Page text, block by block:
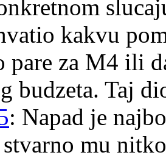
kakvu
pare za M4 ili
budzeta. Taj
: Napad je
mu